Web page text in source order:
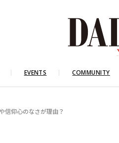
EVENTS COMMUNITY
信仰心のなさが理由？